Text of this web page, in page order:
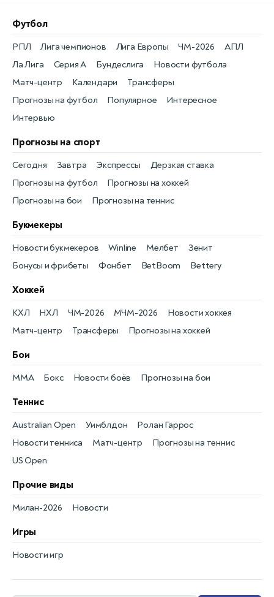
Футбол
Новости футбола
РПЛ
Матч-центр
Лига чемпионов
Календари
Лига Европы
Трансферы
ЧМ-2026
Прогнозы на футбол
АПЛ
Популярное
Ла Лига
Интересное
Серия А
Интервью
Бундеслига
Прогнозы на спорт
Прогнозы на футбол
Сегодня
Прогнозы на хоккей
Завтра
Прогнозы на бои
Экспрессы
Прогнозы на теннис
Дерзкая ставка
Букмекеры
Бонусы и фрибеты
Новости букмекеров
Фонбет
Winline
BetBoom
Мелбет
Bettery
Зенит
Хоккей
Новости хоккея
КХЛ
Матч-центр
НХЛ
Трансферы
ЧМ-2026
Прогнозы на хоккей
МЧМ-2026
Бои
Новости боёв
MMA Прогнозы на бои
Бокс
Теннис
Новости тенниса
Australian Open
Матч-центр
Уимблдон
Прогнозы на теннис
Ролан Гаррос
US Open
Прочие виды
Новости
Милан-2026
Игры
Новости игр